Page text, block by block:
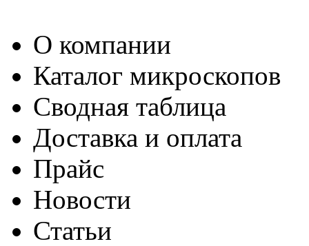
О компании
Каталог микроскопов
Сводная таблица
Доставка и оплата
Прайс
Новости
Статьи